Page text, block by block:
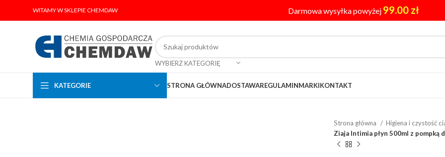
WITAMY W SKLEPIE CHEMDAW Darmowa wysyłka powyżej 99.00 zł
WYBIERZ KATEGORIĘ
KATEGORIE STRONA GŁÓWNADOSTAWAREGULAMINMARKIKONTAKT
Strona główna
Higiena i czystość
Ziaja Intimia płyn 500ml z pompką